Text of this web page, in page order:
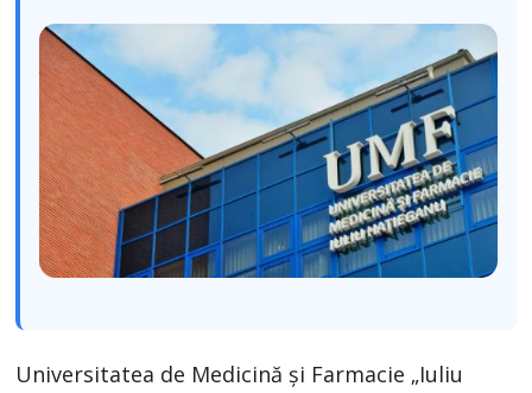
Universitatea de Medicină și Farmacie „Iuliu